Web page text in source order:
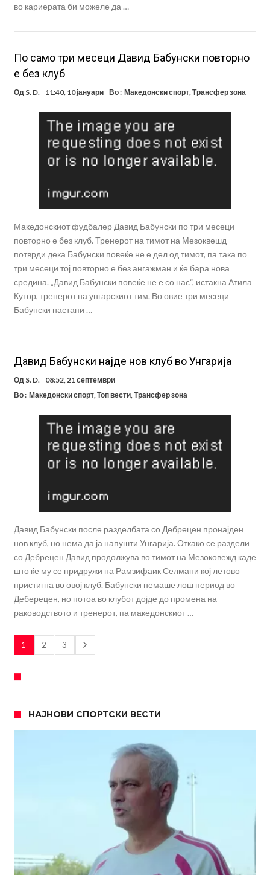
во кариерата би можеле да …
По само три месеци Давид Бабунски повторно
е без клуб
Од S. D. 11:40, 10 јануари Во : Македонски спорт, Трансфер зона
Македонскиот фудбалер Давид Бабунски по три месеци
повторно е без клуб. Тренерот на тимот на Мезоквешд
потврди дека Бабунски повеќе не е дел од тимот, па така по
три месеци тој повторно е без ангажман и ќе бара нова
средина. „Давид Бабунски повеќе не е со нас“, истакна Атила
Кутор, тренерот на унгарскиот тим. Во овие три месеци
Бабунски настапи …
Давид Бабунски најде нов клуб во Унгарија
Од S. D.
08:52, 21 септември
Во : Македонски спорт, Топ вести, Трансфер зона
Давид Бабунски после разделбата со Дебрецен пронајден
нов клуб, но нема да ја напушти Унгарија. Откако се раздели
со Дебрецен Давид продолжува во тимот на Мезоковежд каде
што ќе му се придружи на Рамзифаик Селмани кој летово
пристигна во овој клуб. Бабунски немаше лош период во
Деберецен, но потоа во клубот дојде до промена на
раководството и тренерот, па македонскиот …
1 2 3
НАЈНОВИ СПОРТСКИ ВЕСТИ